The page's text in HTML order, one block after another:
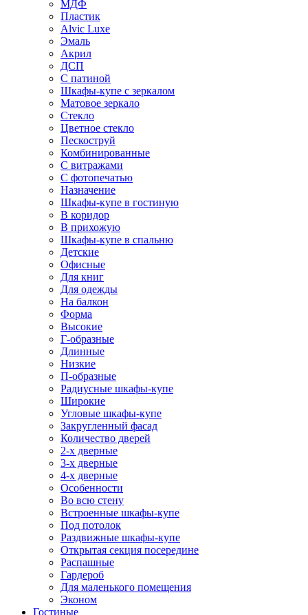
МДФ
Пластик
Alvic Luxe
Эмаль
Акрил
ДСП
С патиной
Шкафы-купе с зеркалом
Матовое зеркало
Стекло
Цветное стекло
Пескоструй
Комбинированные
С витражами
С фотопечатью
Назначение
Шкафы-купе в гостиную
В коридор
В прихожую
Шкафы-купе в спальню
Детские
Офисные
Для книг
Для одежды
На балкон
Форма
Высокие
Г-образные
Длинные
Низкие
П-образные
Радиусные шкафы-купе
Широкие
Угловые шкафы-купе
Закругленный фасад
Количество дверей
2-х дверные
3-х дверные
4-х дверные
Особенности
Во всю стену
Встроенные шкафы-купе
Под потолок
Раздвижные шкафы-купе
Открытая секция посередине
Распашные
Гардероб
Для маленького помещения
Эконом
Гостиные